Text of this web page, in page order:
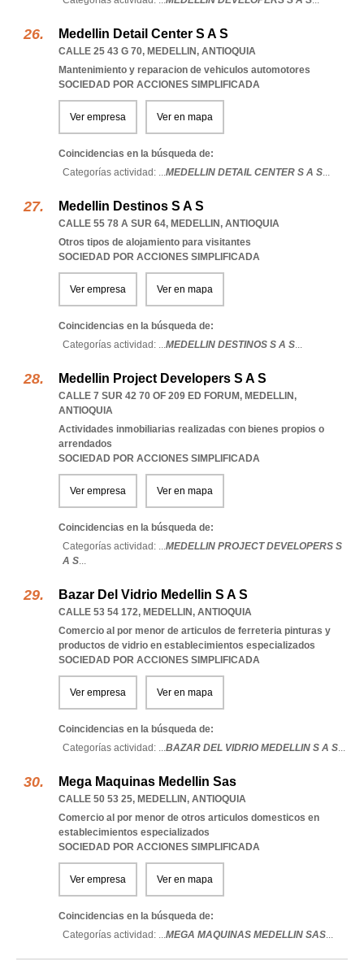
Medellin Detail Center S A S
CALLE 25 43 G 70, MEDELLIN, ANTIOQUIA
Mantenimiento y reparacion de vehiculos automotores
SOCIEDAD POR ACCIONES SIMPLIFICADA
Ver empresa Ver en mapa
Coincidencias en la búsqueda de:
Categorías actividad: ...MEDELLIN DETAIL CENTER S A S...
Medellin Destinos S A S
CALLE 55 78 A SUR 64, MEDELLIN, ANTIOQUIA
Otros tipos de alojamiento para visitantes
SOCIEDAD POR ACCIONES SIMPLIFICADA
Ver empresa Ver en mapa
Coincidencias en la búsqueda de:
Categorías actividad: ...MEDELLIN DESTINOS S A S...
Medellin Project Developers S A S
CALLE 7 SUR 42 70 OF 209 ED FORUM, MEDELLIN,
ANTIOQUIA
Actividades inmobiliarias realizadas con bienes propios o
arrendados
SOCIEDAD POR ACCIONES SIMPLIFICADA
Ver empresa Ver en mapa
Coincidencias en la búsqueda de:
Categorías actividad: ...MEDELLIN PROJECT DEVELOPERS S
A S...
Bazar Del Vidrio Medellin S A S
CALLE 53 54 172, MEDELLIN, ANTIOQUIA
Comercio al por menor de articulos de ferreteria pinturas y
productos de vidrio en establecimientos especializados
SOCIEDAD POR ACCIONES SIMPLIFICADA
Ver empresa Ver en mapa
Coincidencias en la búsqueda de:
Categorías actividad: ...BAZAR DEL VIDRIO MEDELLIN S A S...
Mega Maquinas Medellin Sas
CALLE 50 53 25, MEDELLIN, ANTIOQUIA
Comercio al por menor de otros articulos domesticos en
establecimientos especializados
SOCIEDAD POR ACCIONES SIMPLIFICADA
Ver empresa Ver en mapa
Coincidencias en la búsqueda de:
Categorías actividad: ...MEGA MAQUINAS MEDELLIN SAS...